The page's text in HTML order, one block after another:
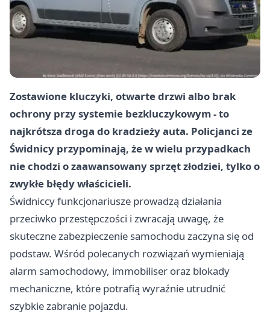
Zostawione kluczyki, otwarte drzwi albo brak
ochrony przy systemie bezkluczykowym - to
najkrótsza droga do kradzieży auta. Policjanci ze
Świdnicy przypominają, że w wielu przypadkach
nie chodzi o zaawansowany sprzęt złodziei, tylko o
zwykłe błędy właścicieli.
Świdniccy funkcjonariusze prowadzą działania
przeciwko przestępczości i zwracają uwagę, że
skuteczne zabezpieczenie samochodu zaczyna się od
podstaw. Wśród polecanych rozwiązań wymieniają
alarm samochodowy, immobiliser oraz blokady
mechaniczne, które potrafią wyraźnie utrudnić
szybkie zabranie pojazdu.